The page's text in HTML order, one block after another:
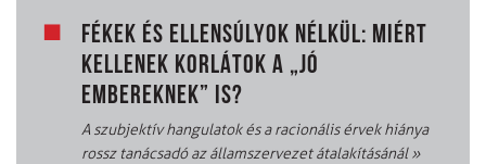
FÉKEK ÉS ELLENSÚLYOK NÉLKÜL: MIÉRT
KELLENEK KORLÁTOK A „JÓ
EMBEREKNEK” IS?
A szubjektív hangulatok és a racionális érvek hiánya
rossz tanácsadó az államszervezet átalakításánál»